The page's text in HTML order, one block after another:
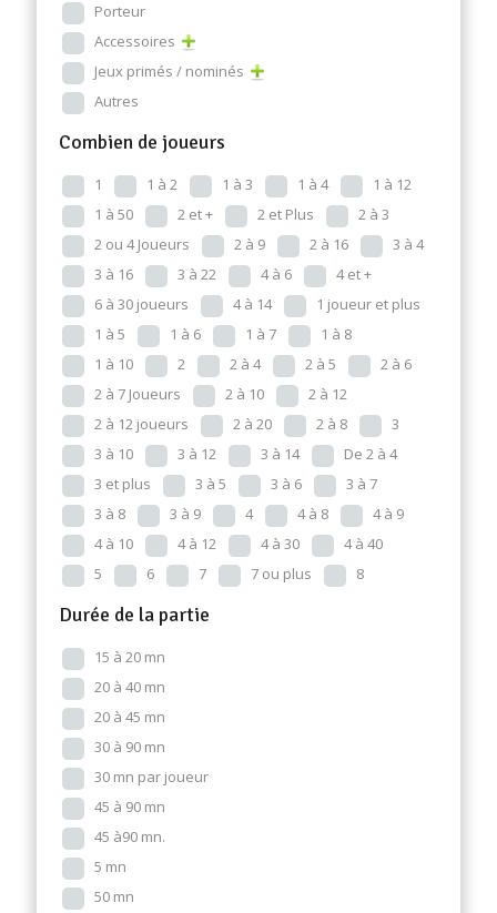
Porteur
Accessoires
Jeux primés / nominés
Autres
Combien de joueurs
1 1 à 2 1 à 3 1 à 4
1 à 12
1 à 50
2 et + 2 et Plus
2 à 3
2 ou 4 Joueurs
2 à 9 2 à 16
3 à 4
3 à 16
3 à 22 4 à 6
4 et +
6 à 30 joueurs
4 à 14
1 joueur et plus
1 à 5
1 à 6 1 à 7
1 à 8
1 à 10
2 2 à 4 2 à 5
2 à 6
2 à 7 Joueurs
2 à 10
2 à 12
2 à 12 joueurs
2 à 20 2 à 8
3
3 à 10
3 à 12 3 à 14
De 2 à 4
3 et plus
3 à 5 3 à 6
3 à 7
3 à 8
3 à 9 4 4 à 8
4 à 9
4 à 10
4 à 12 4 à 30
4 à 40
5
6 7 7 ou plus 8
Durée de la partie
15 à 20 mn
20 à 40 mn
20 à 45 mn
30 à 90 mn
30 mn par joueur
45 à 90 mn
45 à90 mn.
5 mn
50 mn